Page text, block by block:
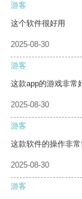
游客
这个软件很好用
2025-08-30
游客
这款app的游戏非常
2025-08-30
游客
这款软件的操作非
2025-08-30
游客